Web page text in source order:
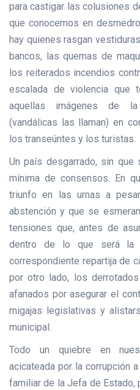
para castigar las colusiones
que conocemos en
hay quienes rasgan
bancos, las quemas de
los reiterados incendios
escalada de violencia que
aquellas imágenes de
(vandálicas las llaman) en
los transeúntes y los turistas.
Un país desgarrado, sin que
mínima de consensos. En
triunfo en las urnas a
abstención y que se
tensiones que, antes de
dentro de lo que será la
correspondiente repartija de
por otro lado, los
afanados por asegurar el
migajas legislativas y
municipal.
Todo un quiebre en
acicateada por la corrupción
familiar de la Jefa de Estado,